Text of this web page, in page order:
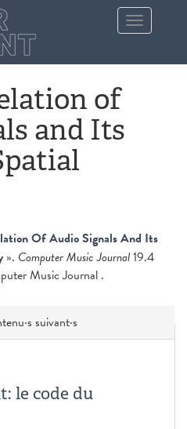
Toggle
navigation
of
and Its
Of Audio Signals And Its
». Computer Music Journal19.4
Music Journal .
suivant·s
le code du